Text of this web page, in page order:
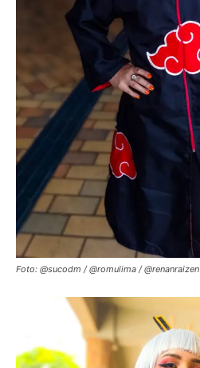
Foto: @sucodm / @romulima / @renanraizen